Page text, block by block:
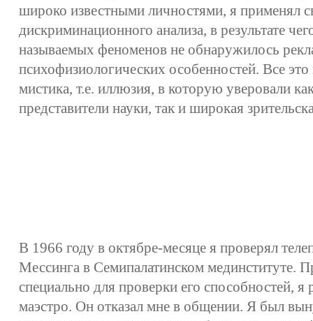
широко известными личностями, я применял
дискриминационного анализа, в результате
называемых феноменов не обнаружилось
психофизиологических особенностей. Все это
мистика, т.е. иллюзия, в которую уверовали
представители науки, так и широкая
В 1966 году в октябре-месяце я проверял
Мессинга в Семипалатинском мединституте.
специально для проверки его способностей, я
маэстро. Он отказал мне в общении. Я был